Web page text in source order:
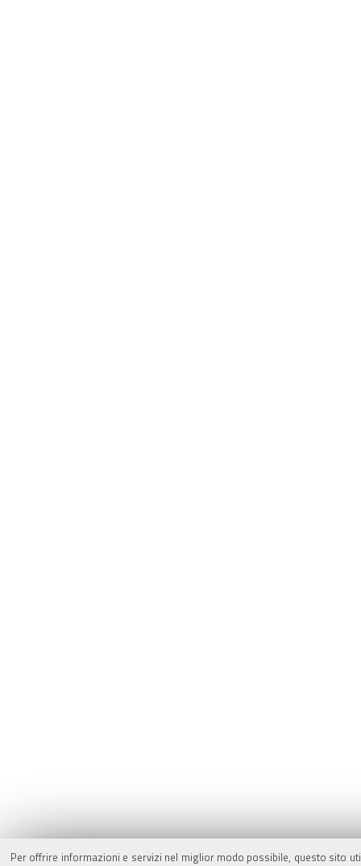
Per offrire informazioni e servizi nel miglior modo possibile, questo sito